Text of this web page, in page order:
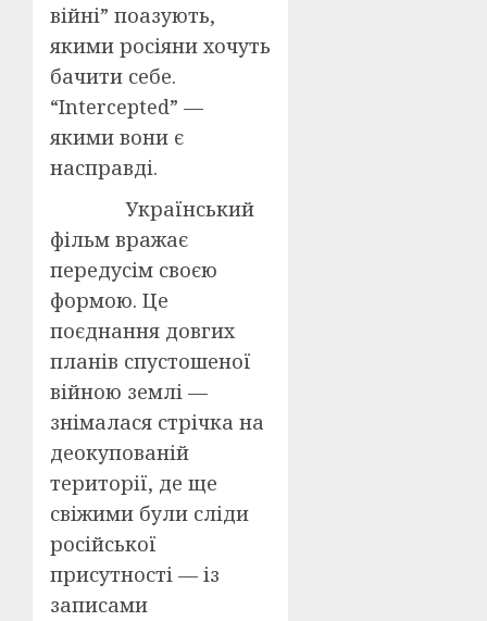
війні” поазують,
якими росіяни хочуть
бачити себе.
“Intercepted” —
якими вони є
насправді.
Український
фільм вражає
передусім своєю
формою. Це
поєднання довгих
планів спустошеної
війною землі —
знімалася стрічка на
деокупованій
території, де ще
свіжими були сліди
російської
присутності — із
записами